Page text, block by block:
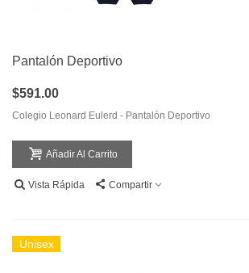
Pantalón Deportivo
$591.00
Colegio Leonard Eulerd - Pantalón Deportivo
Añadir Al Carrito
Vista Rápida Compartir
Unisex